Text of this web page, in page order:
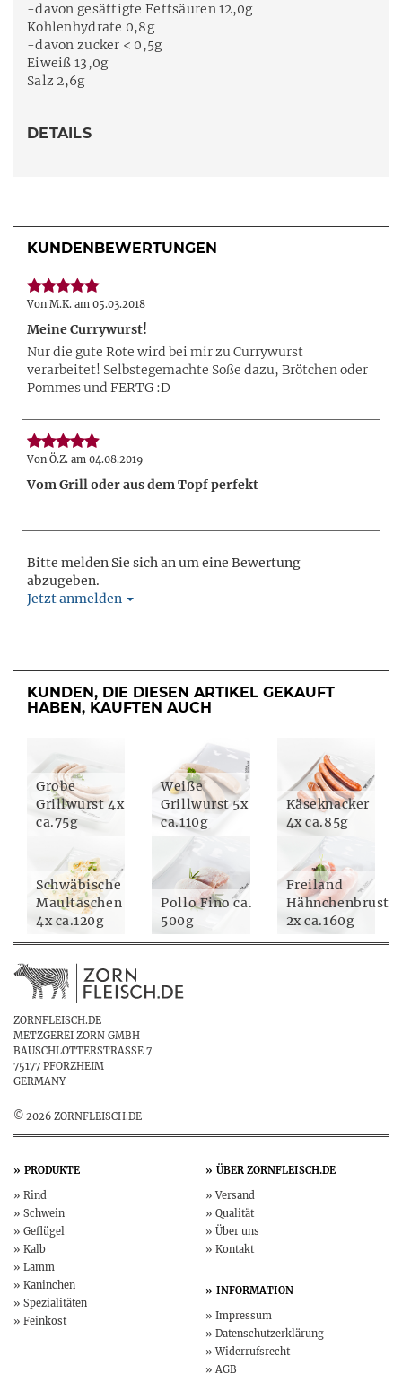
-davon gesättigte Fettsäuren 12,0g
Kohlenhydrate 0,8g
-davon zucker < 0,5g
Eiweiß 13,0g
Salz 2,6g
DETAILS
KUNDENBEWERTUNGEN
Von M.K. am 05.03.2018
Meine Currywurst!
Nur die gute Rote wird bei mir zu Currywurst
verarbeitet! Selbstegemachte Soße dazu, Brötchen oder
Pommes und FERTG :D
Von Ö.Z. am 04.08.2019
Vom Grill oder aus dem Topf perfekt
Bitte melden Sie sich an um eine Bewertung
abzugeben.
Jetzt anmelden
KUNDEN, DIE DIESEN ARTIKEL GEKAUFT
HABEN, KAUFTEN AUCH
Grobe
Grillwurst 4x
ca.75g
Weiße
Grillwurst 5x
ca.110g
Käseknacker
4x ca.85g
Schwäbische
Maultaschen
4x ca.120g
Pollo Fino ca.
500g
Freiland
Hähnchenbrust
2x ca.160g
ZORNFLEISCH.DE
METZGEREI ZORN GMBH
BAUSCHLOTTERSTRASSE 7
75177 PFORZHEIM
GERMANY
© 2026 ZORNFLEISCH.DE
PRODUKTE
Rind
Schwein
Geflügel
Kalb
Lamm
Kaninchen
Spezialitäten
Feinkost
ÜBER ZORNFLEISCH.DE
Versand
Qualität
Über uns
Kontakt
INFORMATION
Impressum
Datenschutz­erklärung
Widerruf­srecht
AGB